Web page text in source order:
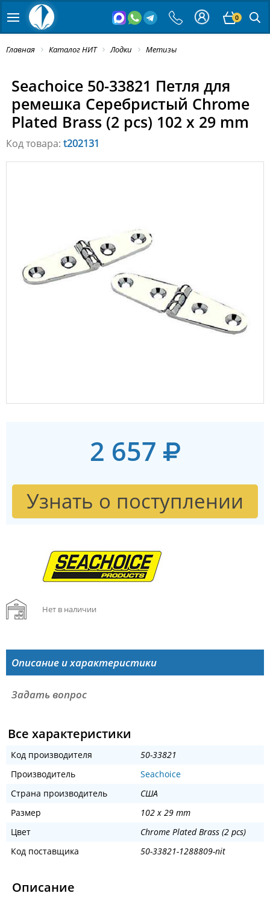
0
Главная Каталог НИТ Лодки Метизы
Seachoice 50-33821 Петля для
ремешка Серебристый Chrome
Plated Brass (2 pcs) 102 x 29 mm
Код товара: t202131
2 657
Узнать о поступлении
Нет в наличии
Описание и характеристики
Задать вопрос
Все характеристики
Код производителя
50-33821
Производитель
Seachoice
Страна производитель
США
Размер
102 x 29 mm
Цвет
Chrome Plated Brass (2 pcs)
Код поставщика
50-33821-1288809-nit
Описание